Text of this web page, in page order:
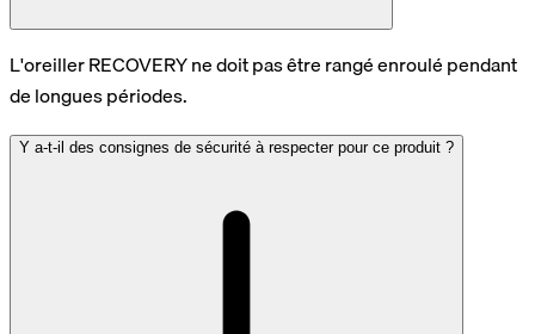
L'oreiller RECOVERY ne doit pas être rangé enroulé pendant
de longues périodes.
Y a-t-il des consignes de sécurité à respecter pour ce produit ?